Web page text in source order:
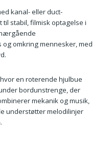
kanal- eller duct-
stabil, filmisk optagelse i
omkring mennesker, med
en roterende hjulbue
bordunstrenge, der
mekanik og musik,
understøtter melodilinjer